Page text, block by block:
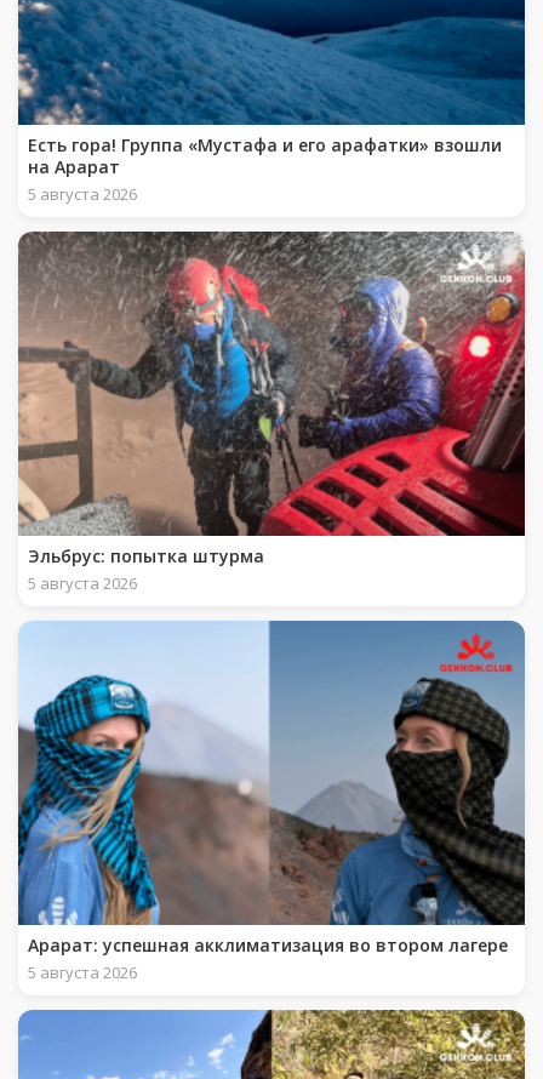
Есть гора! Группа «Мустафа и его арафатки» взошли
на Арарат
5 августа 2026
Эльбрус: попытка штурма
5 августа 2026
Арарат: успешная акклиматизация во втором лагере
5 августа 2026